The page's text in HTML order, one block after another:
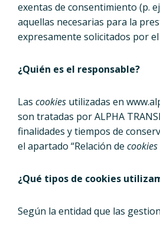
exentas de consentimiento (p.
aquellas necesarias para la
expresamente solicitados por
¿Quién es el responsable?
Las cookies utilizadas en
son tratadas por ALPHA
finalidades y tiempos de
el apartado “Relación de cookies
¿Qué tipos de cookies
Según la entidad que las